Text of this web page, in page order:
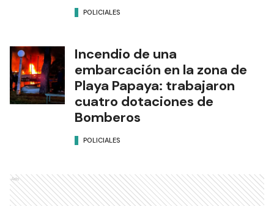
POLICIALES
Incendio de una
embarcación en la zona de
Playa Papaya: trabajaron
cuatro dotaciones de
Bomberos
POLICIALES
Ads